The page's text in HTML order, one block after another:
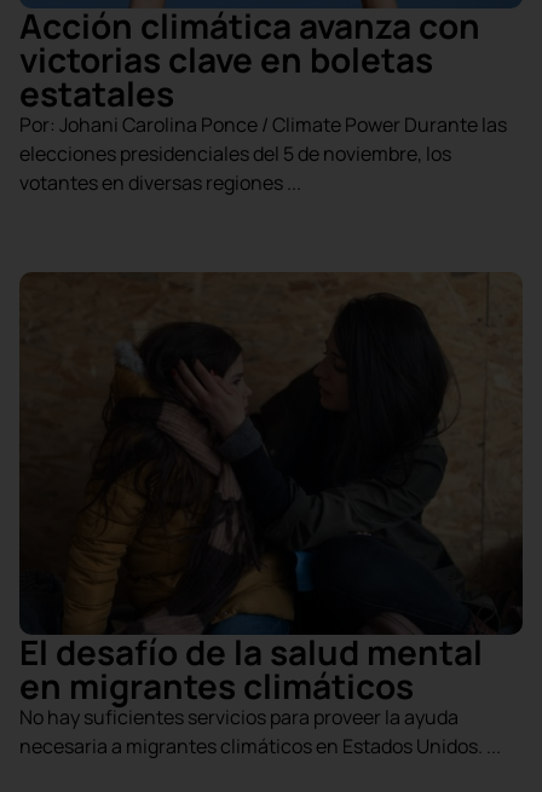
Acción climática avanza con
victorias clave en boletas
estatales
Por: Johani Carolina Ponce / Climate Power Durante las
elecciones presidenciales del 5 de noviembre, los
votantes en diversas regiones ...
El desafío de la salud mental
en migrantes climáticos
No hay suficientes servicios para proveer la ayuda
necesaria a migrantes climáticos en Estados Unidos. ...
Suscríbete